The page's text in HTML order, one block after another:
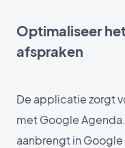
Optimaliseer
afspraken
De applicatie zorgt
met Google
aanbrengt in